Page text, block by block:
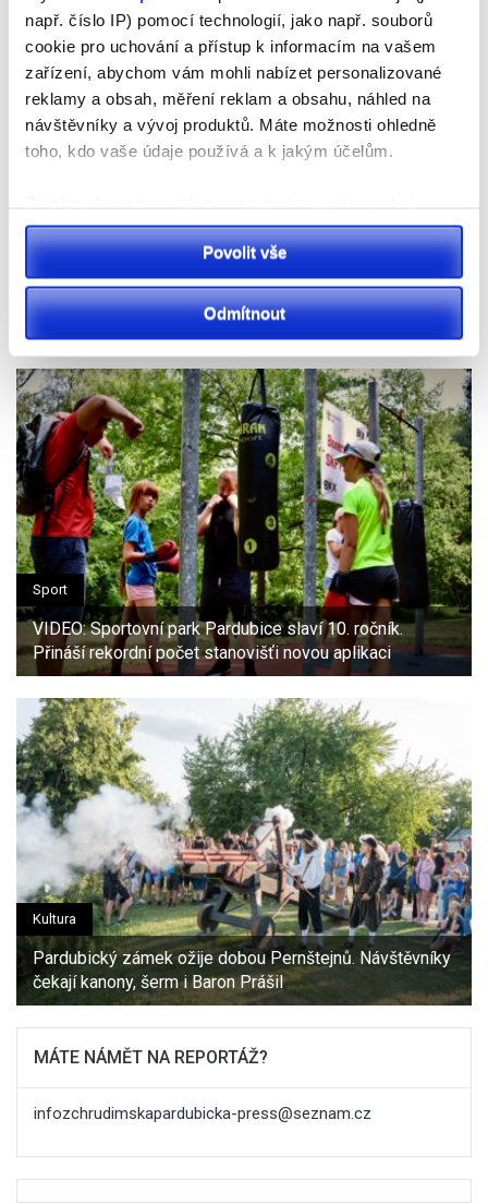
např. číslo IP) pomocí technologií, jako např. souborů
cookie pro uchování a přístup k informacím na vašem
zařízení, abychom vám mohli nabízet personalizované
reklamy a obsah, měření reklam a obsahu, náhled na
návštěvníky a vývoj produktů. Máte možnosti ohledně
toho, kdo vaše údaje používá a k jakým účelům.
údaje, a nastavte si předvolby včásti s podrobnostmi.
Svůj souhlas můžete kdykoliv změnit nebo odvolat v
části Prohlášení o souborech cookie.
K personalizaci obsahu a reklam, poskytování funkcí
sociálních médií a analýze naší návštěvnosti využíváme
soubory cookie. Informace o tom, jak náš web používáte,
sdílíme se svými partnery pro sociální média, inzerci a
analýzy. Partneři tyto údaje mohou zkombinovat s
dalšími informacemi, které jste jim poskytli nebo které
získali v důsledku toho, že používáte jejich služby.
Povolit vše
Odmítnout
Na I/36 v Pardubicích pokračují práce na napojení
budoucího obchvatu Sezemic
Sport
VIDEO: Sportovní park Pardubice slaví 10. ročník.
Přináší rekordní počet stanovišťi novou aplikaci
Kultura
Pardubický zámek ožije dobou Pernštejnů. Návštěvníky
čekají kanony, šerm i Baron Prášil
MÁTE NÁMĚT NA REPORTÁŽ?
infozchrudimskapardubicka-press@seznam.cz